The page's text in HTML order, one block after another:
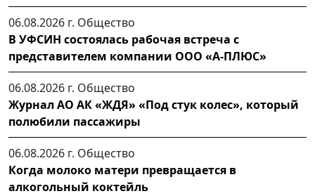
06.08.2026 г. Общество
В УФСИН состоялась рабочая встреча с
представителем компании ООО «А-ПЛЮС»
06.08.2026 г. Общество
Журнал АО АК «ЖДЯ» «Под стук колес», который
полюбили пассажиры
06.08.2026 г. Общество
Когда молоко матери превращается в
алкогольный коктейль